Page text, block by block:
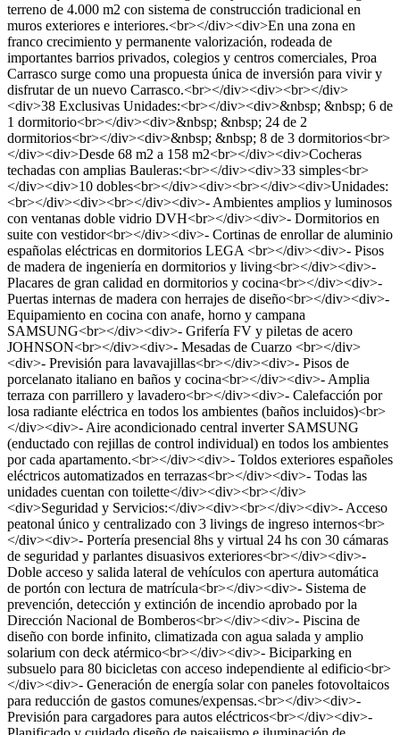
terreno de 4.000 m2 con sistema de construcción tradicional en
muros exteriores e interiores.<br></div><div>En una zona en
franco crecimiento y permanente valorización, rodeada de
importantes barrios privados, colegios y centros comerciales, Proa
Carrasco surge como una propuesta única de inversión para vivir y
disfrutar de un nuevo Carrasco.<br></div><div><br></div>
<div>38 Exclusivas Unidades:<br></div><div>&nbsp; &nbsp; 6 de
1 dormitorio<br></div><div>&nbsp; &nbsp; 24 de 2
dormitorios<br></div><div>&nbsp; &nbsp; 8 de 3 dormitorios<br>
</div><div>Desde 68 m2 a 158 m2<br></div><div>Cocheras
techadas con amplias Bauleras:<br></div><div>33 simples<br>
</div><div>10 dobles<br></div><div><br></div><div>Unidades:
<br></div><div><br></div><div>- Ambientes amplios y luminosos
con ventanas doble vidrio DVH<br></div><div>- Dormitorios en
suite con vestidor<br></div><div>- Cortinas de enrollar de aluminio
españolas eléctricas en dormitorios LEGA <br></div><div>- Pisos
de madera de ingeniería en dormitorios y living<br></div><div>-
Placares de gran calidad en dormitorios y cocina<br></div><div>-
Puertas internas de madera con herrajes de diseño<br></div><div>-
Equipamiento en cocina con anafe, horno y campana
SAMSUNG<br></div><div>- Grifería FV y piletas de acero
JOHNSON<br></div><div>- Mesadas de Cuarzo <br></div>
<div>- Previsión para lavavajillas<br></div><div>- Pisos de
porcelanato italiano en baños y cocina<br></div><div>- Amplia
terraza con parrillero y lavadero<br></div><div>- Calefacción por
losa radiante eléctrica en todos los ambientes (baños incluidos)<br>
</div><div>- Aire acondicionado central inverter SAMSUNG
(enductado con rejillas de control individual) en todos los ambientes
por cada apartamento.<br></div><div>- Toldos exteriores españoles
eléctricos automatizados en terrazas<br></div><div>- Todas las
unidades cuentan con toilette</div><div><br></div>
<div>Seguridad y Servicios:</div><div><br></div><div>- Acceso
peatonal único y centralizado con 3 livings de ingreso internos<br>
</div><div>- Portería presencial 8hs y virtual 24 hs con 30 cámaras
de seguridad y parlantes disuasivos exteriores<br></div><div>-
Doble acceso y salida lateral de vehículos con apertura automática
de portón con lectura de matrícula<br></div><div>- Sistema de
prevención, detección y extinción de incendio aprobado por la
Dirección Nacional de Bomberos<br></div><div>- Piscina de
diseño con borde infinito, climatizada con agua salada y amplio
solarium con deck atérmico<br></div><div>- Biciparking en
subsuelo para 80 bicicletas con acceso independiente al edificio<br>
</div><div>- Generación de energía solar con paneles fotovoltaicos
para reducción de gastos comunes/expensas.<br></div><div>-
Previsión para cargadores para autos eléctricos<br></div><div>-